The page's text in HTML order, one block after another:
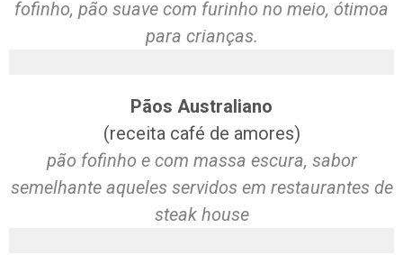
fofinho, pão suave com furinho no meio, ótimoa
para crianças.
Pãos Australiano
(receita café de amores)
pão fofinho e com massa escura, sabor
semelhante aqueles servidos em restaurantes de
steak house